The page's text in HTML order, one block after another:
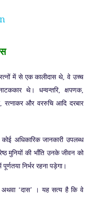
में से एक कालीदास थे, वे उच्च
थे। धन्वन्तरि, क्षपणक,
रत्नाकर और वररुचि आदि दरबार
अधिकारिक जानकारी उपलब्ध
मुनियों की भाँति उनके जीवन को
निर्भर रहना पड़ेगा।
अथवा ‘दास’ । यह सत्य है कि वे